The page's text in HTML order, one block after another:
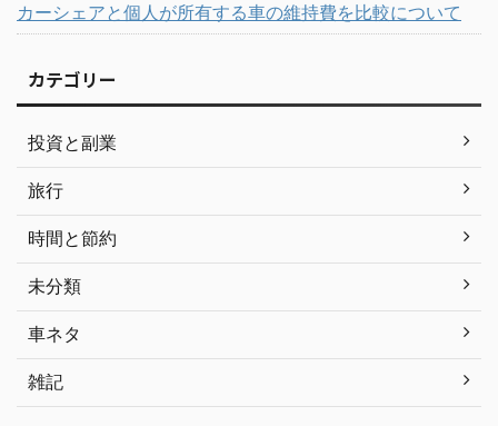
カーシェアと個人が所有する車の維持費を比較について
カテゴリー
投資と副業
旅行
時間と節約
未分類
車ネタ
雑記